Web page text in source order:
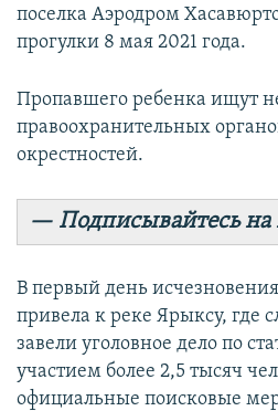
поселка Аэродром
прогулки 8 мая 2021 года.
Пропавшего ребенка ищут
правоохранительных
окрестностей.
— Подписывайтесь
В первый день
привела к реке Ярыксу, где
завели уголовное дело по
участием более 2,5 тысяч
официальные поисковые